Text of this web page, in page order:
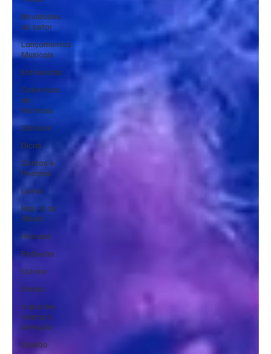
Novidades
do setor
Lançamentos
Musicais
Entrevistas
Cobertura
de
festivais
Editorial
Dicas
Contos e
Poemas
Livros
Raio-X do
Álbum
Release
Reflexão
Estreia
Ensaio
o que me
chama a
atenção
Opnião